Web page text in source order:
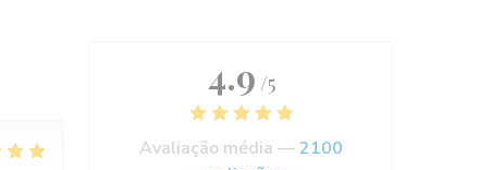
4.9 /5
Avaliação média —2100